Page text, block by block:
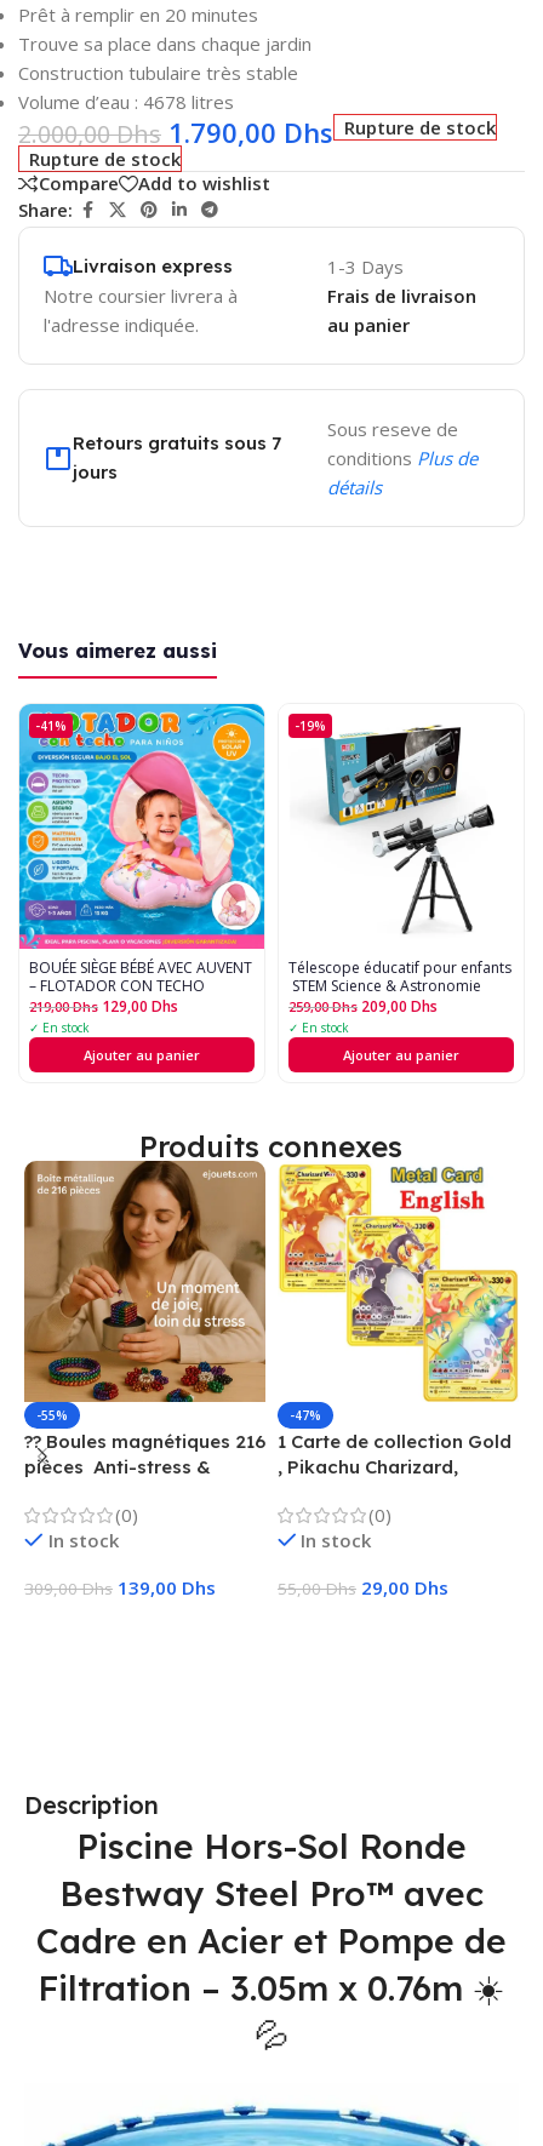
Prêt à remplir en 20 minutes
Trouve sa place dans chaque jardin
Construction tubulaire très stable
Volume d’eau : 4678 litres
2.000,00Dhs 1.790,00 Dhs Rupture de stock
Rupture de stock
Compare
Add to wishlist
Share:
Livraison express
Notre coursier livrera à
l'adresse indiquée.
1-3 Days
Frais de livraison
au panier
Retours gratuits sous 7
jours
Sous reseve de
conditions Plus de
détails
Vous aimerez aussi
-41%
BOUÉE SIÈGE BÉBÉ AVEC AUVENT
– FLOTADOR CON TECHO
219,00Dhs 129,00 Dhs
✓ En stock
Ajouter au panier
-19%
Télescope éducatif pour enfants
 STEM Science & Astronomie
259,00Dhs 209,00 Dhs
✓ En stock
Ajouter au panier
Produits connexes
-55%
?? Boules magnétiques 216
pièces  Anti-stress &
(0)
In stock
309,00Dhs 139,00 Dhs
-47%
1 Carte de collection Gold
, Pikachu Charizard,
(0)
In stock
55,00Dhs 29,00 Dhs
Description
Piscine Hors-Sol Ronde
Bestway Steel Pro™ avec
Cadre en Acier et Pompe de
Filtration – 3.05m x 0.76m ☀️
💦